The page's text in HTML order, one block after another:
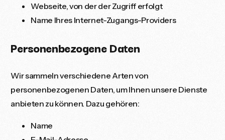
Webseite, von der der Zugriff erfolgt
Name Ihres Internet-Zugangs-Providers
Personenbezogene Daten
Wir sammeln verschiedene Arten von
personenbezogenen Daten, um Ihnen unsere Dienste
anbieten zu können. Dazu gehören:
Name